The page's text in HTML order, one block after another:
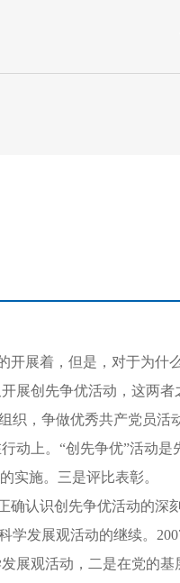
开展着，但是，对于为
展创先争优活动，这两
织，争做优秀共产党员
动上。“创先争优”活动
实施。三是评比表彰。
认识创先争优活动的深
学发展观活动的继续。
展观活动，二是在党的